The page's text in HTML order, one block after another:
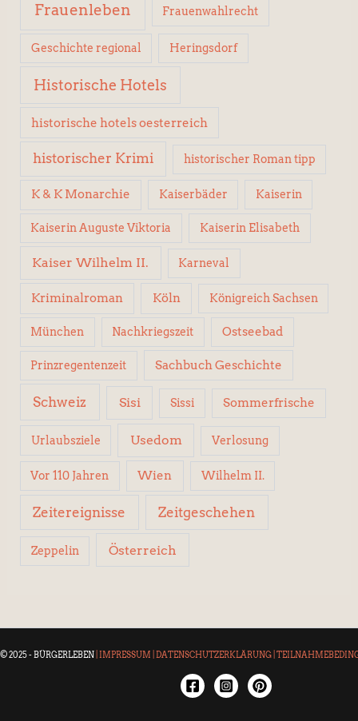
Frauenleben Frauenwahlrecht
Geschichte regional Heringsdorf
Historische Hotels
historische hotels oesterreich
historischer Krimi historischer Roman tipp
K & K Monarchie Kaiserbäder Kaiserin
Kaiserin Auguste Viktoria Kaiserin Elisabeth
Kaiser Wilhelm II. Karneval
Kriminalroman Köln Königreich Sachsen
München Nachkriegszeit Ostseebad
Prinzregentenzeit Sachbuch Geschichte
Schweiz Sisi Sissi Sommerfrische
Urlaubsziele Usedom Verlosung
Vor 110 Jahren Wien Wilhelm II.
Zeitereignisse Zeitgeschehen
Zeppelin Österreich
© 2025 - BÜRGERLEBEN IMPRESSUM DATENSCHUTZERKLÄRUNG